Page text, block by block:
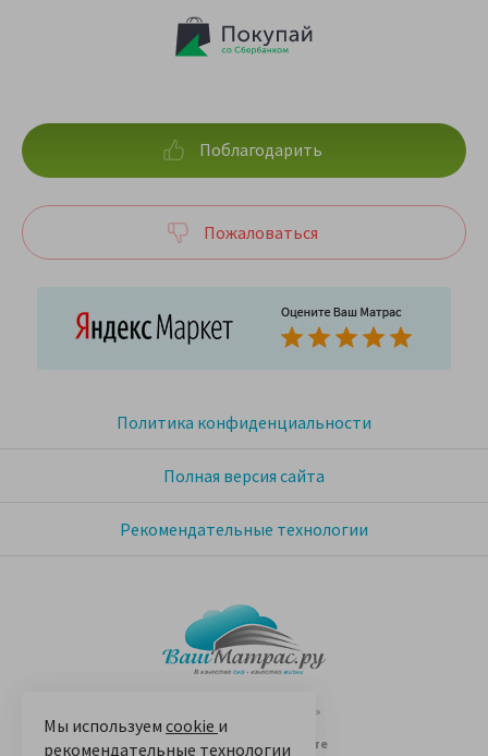
© 2005-2026 «Ваш матрас»
14 лет на Яндекс.Маркете
Политика конфиденциальности
Полная версия сайта
Рекомендательные технологии
Поблагодарить
Пожаловаться
Мы используем cookie и
рекомендательные технологии